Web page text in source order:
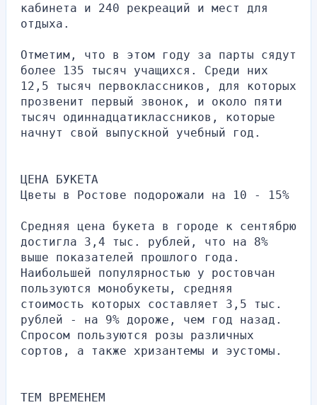
кабинета и 240 рекреаций и мест для
отдыха.
Отметим, что в этом году за парты сядут
более 135 тысяч учащихся. Среди них
12,5 тысяч первоклассников, для которых
прозвенит первый звонок, и около пяти
тысяч одиннадцатиклассников, которые
начнут свой выпускной учебный год.
ЦЕНА БУКЕТА
Цветы в Ростове подорожали на 10 - 15%
Средняя цена букета в городе к сентябрю
достигла 3,4 тыс. рублей, что на 8%
выше показателей прошлого года.
Наибольшей популярностью у ростовчан
пользуются монобукеты, средняя
стоимость которых составляет 3,5 тыс.
рублей - на 9% дороже, чем год назад.
Спросом пользуются розы различных
сортов, а также хризантемы и эустомы.
ТЕМ ВРЕМЕНЕМ